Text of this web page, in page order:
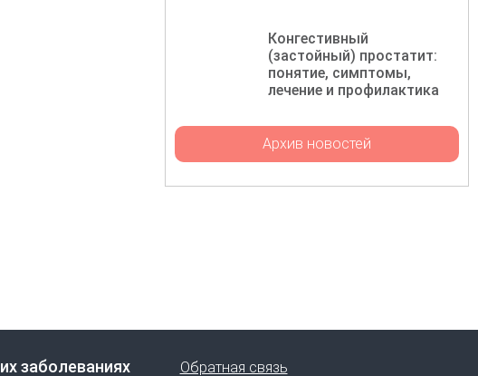
Конгестивный
(застойный) простатит:
понятие, симптомы,
лечение и профилактика
Архив новостей
заболеваниях Обратная связь